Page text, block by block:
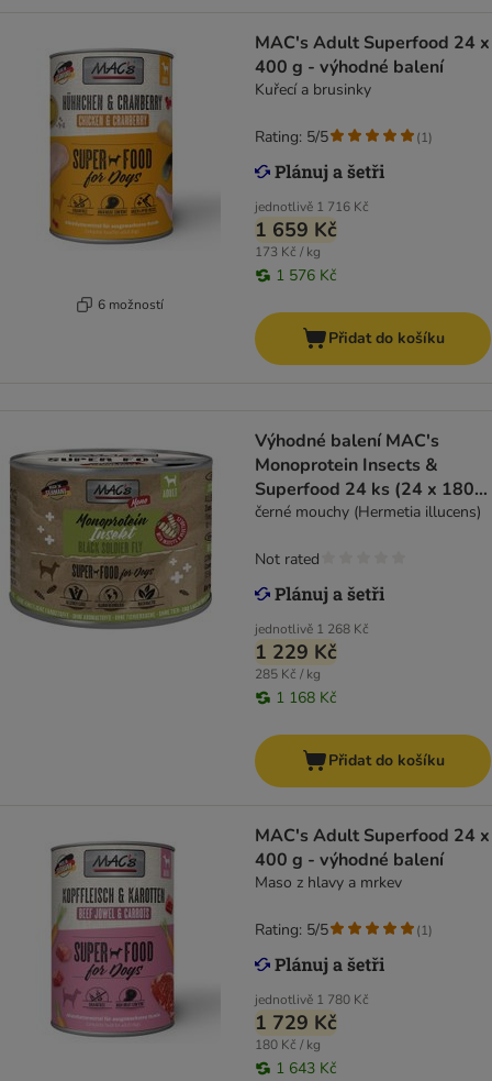
6 možností
MAC's Adult Superfood 24 x
400 g - výhodné balení
Kuřecí a brusinky
jednotlivě 1 716 Kč
1 659 Kč
173 Kč / kg
1 576 Kč
Rating: 5/5 (1)
Přidat do košíku
Výhodné balení MAC's
Monoprotein Insects &
Superfood 24 ks (24 x 180
g)
černé mouchy (Hermetia illucens)
jednotlivě 1 268 Kč
1 229 Kč
285 Kč / kg
1 168 Kč
Not rated
Přidat do košíku
MAC's Adult Superfood 24 x
400 g - výhodné balení
Maso z hlavy a mrkev
jednotlivě 1 780 Kč
1 729 Kč
180 Kč / kg
1 643 Kč
Rating: 5/5 (1)